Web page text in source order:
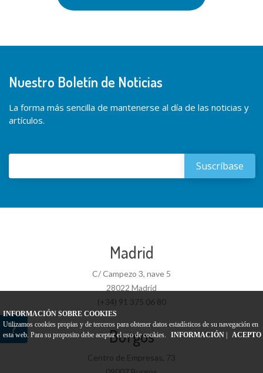
Nuestro Boletín de Noticias
La forma más sencilla de mantenerse al día de las noticias y
artículos.
Madrid
C/ Campezo 3, nave 5
28022 Madrid
(+34) 91 375 06 80
Burgos
Centro de Empresas, 73
INFORMACIÓN SOBRE COOKIES
Utilizamos cookies propias y de terceros para obtener datos estadísticos de su navegación en
esta web. Para su proposito debe aceptar el uso de cookies.
INFORMACIÓN ACEPTO